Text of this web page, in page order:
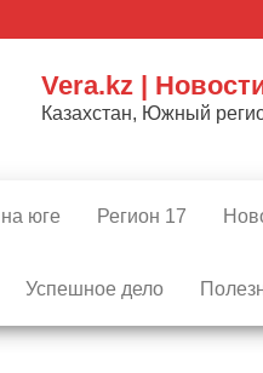
Vera.kz |
Казахстан, Южный
юге Регион 17
Успешное дело